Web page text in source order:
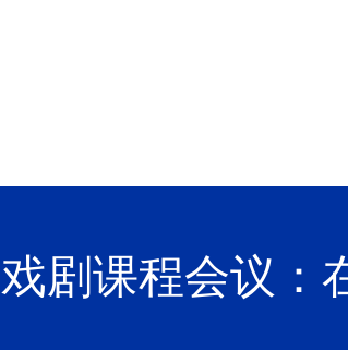
戏剧课程会议：